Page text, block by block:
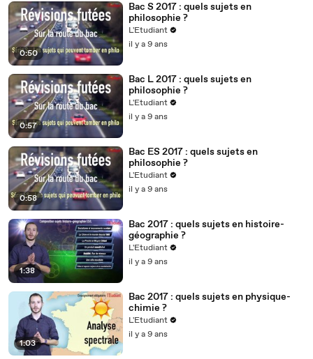
0:50
Bac S 2017 : quels sujets en
philosophie ?
L'Etudiant
il y a 9 ans
0:57
Bac L 2017 : quels sujets en
philosophie ?
L'Etudiant
il y a 9 ans
0:58
Bac ES 2017 : quels sujets en
philosophie ?
L'Etudiant
il y a 9 ans
1:38
Bac 2017 : quels sujets en histoire-
géographie ?
L'Etudiant
il y a 9 ans
1:03
Bac 2017 : quels sujets en physique-
chimie ?
L'Etudiant
il y a 9 ans